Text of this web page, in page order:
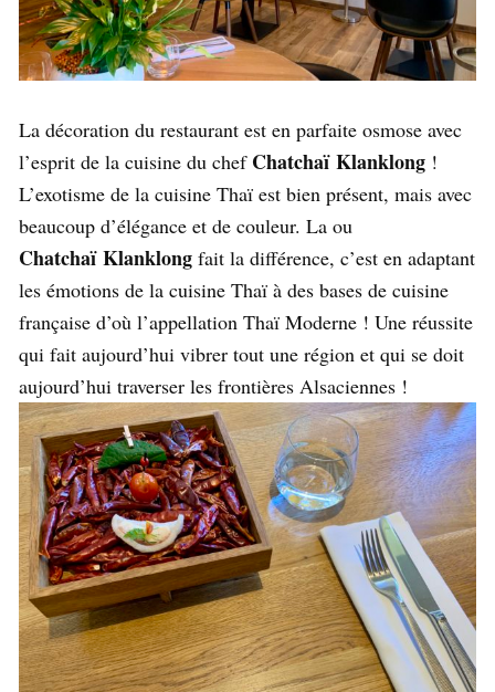
La décoration du restaurant est en parfaite osmose avec
l’esprit de la cuisine du chef ChatchaïKlanklong !
L’exotisme de la cuisine Thaï est bien présent, mais avec
beaucoup d’élégance et de couleur. La ou
ChatchaïKlanklong fait la différence, c’est en adaptant
les émotions de la cuisine Thaï à des bases de cuisine
française d’où l’appellation Thaï Moderne ! Une réussite
qui fait aujourd’hui vibrer tout une région et qui se doit
aujourd’hui traverser les frontières Alsaciennes !